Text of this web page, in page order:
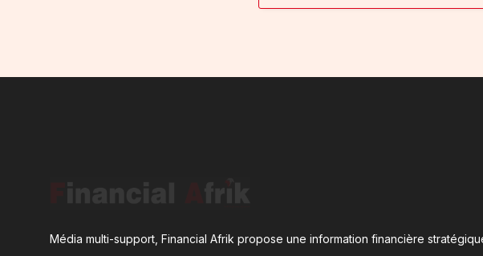
Média multi-support, Financial Afrik propose une information financière